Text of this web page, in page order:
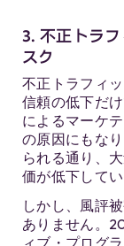
3. 不正トラ
スク
不正トラフィ
信頼の低下だ
によるマーケ
の原因にもな
られる通り、
価が低下して
しかし、風評
ありません。
ィブ・プログ